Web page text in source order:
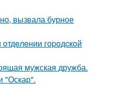
вызвала бурное
гopoдcкoй
мужская дружба.
"Оскар".